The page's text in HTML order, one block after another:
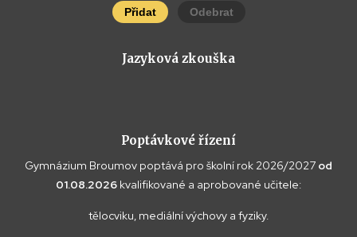
Přidat Odebrat
Jazyková zkouška
Poptávkové řízení
Gymnázium Broumov poptává pro školní rok 2026/2027 od
01.08.2026 kvalifikované a aprobované učitele:
tělocviku, mediální výchovy a fyziky.